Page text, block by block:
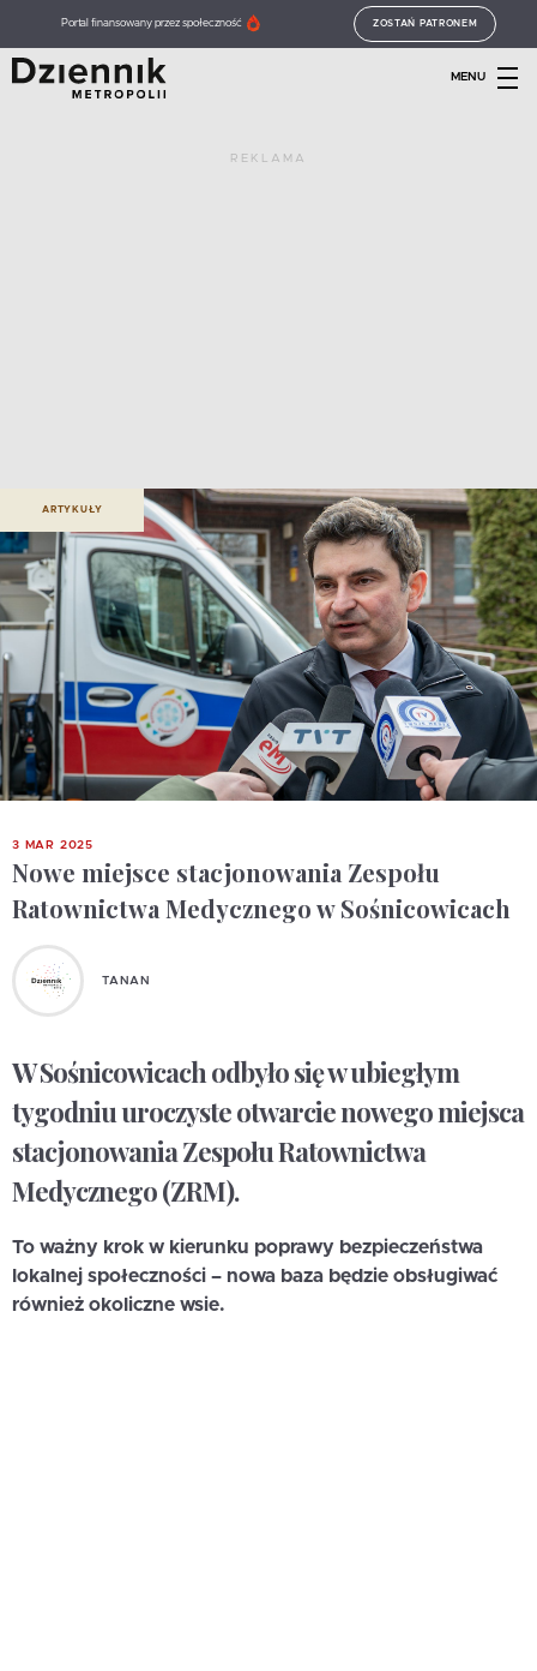
Portal finansowany przez społeczność ZOSTAŃ PATRONEM
MENU
REKLAMA
ARTYKUŁY
3 MAR 2025
Nowe miejsce stacjonowania Zespołu
Ratownictwa Medycznego w Sośnicowicach
TANAN
W Sośnicowicach odbyło się w ubiegłym
tygodniu uroczyste otwarcie nowego miejsca
stacjonowania Zespołu Ratownictwa
Medycznego (ZRM).
To ważny krok w kierunku poprawy bezpieczeństwa
lokalnej społeczności – nowa baza będzie obsługiwać
również okoliczne wsie.